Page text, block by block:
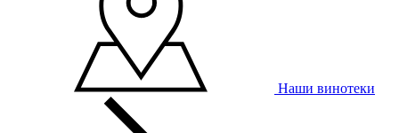
Наши винотеки